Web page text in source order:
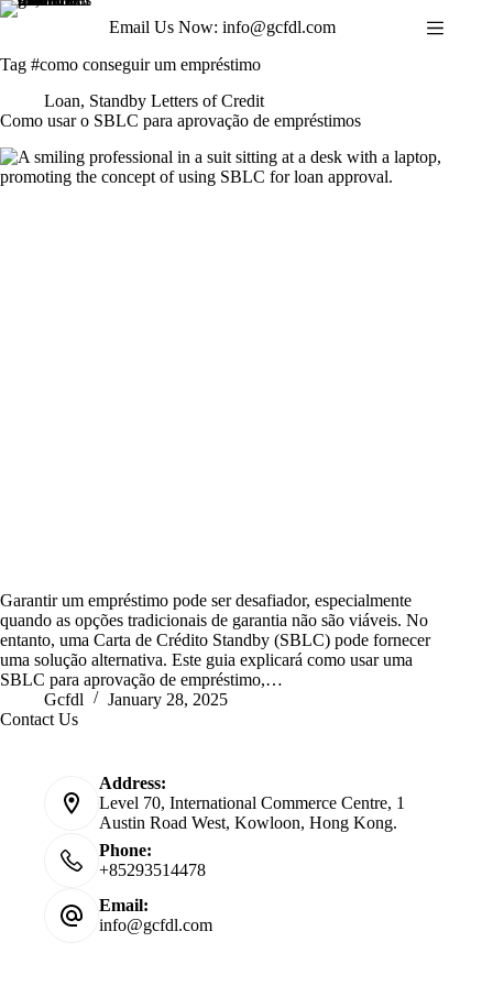
Skip
Email Us Now: info@gcfdl.com
Tag #como conseguir um empréstimo
Loan, Standby Letters of Credit
Como usar o SBLC para aprovação de empréstimos
Garantir um empréstimo pode ser desafiador, especialmente
quando as opções tradicionais de garantia não são viáveis. No
entanto, uma Carta de Crédito Standby (SBLC) pode fornecer
uma solução alternativa. Este guia explicará como usar uma
SBLC para aprovação de empréstimo,…
Gcfdl
January 28, 2025
Contact Us
Address:
Level 70, International Commerce Centre, 1
Austin Road West, Kowloon, Hong Kong.
Phone:
+85293514478
Email:
info@gcfdl.com